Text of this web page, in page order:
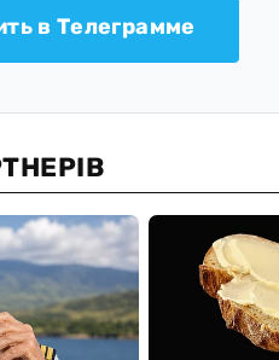
в Телеграмме